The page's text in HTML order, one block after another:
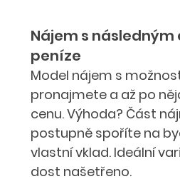
Nájem s
peníze
Model nájem s
pronajmete a až po
cenu. Výhoda? Část
postupně spoříte na
vlastní vklad. Ideální
dost našetřeno.